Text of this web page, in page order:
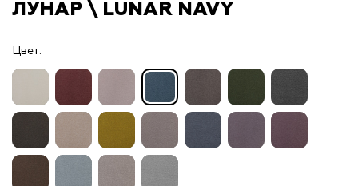
ЛУНАР \ LUNAR NAVY
Цвет: